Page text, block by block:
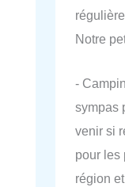
Notre
-
sympas
venir si
pour les
région